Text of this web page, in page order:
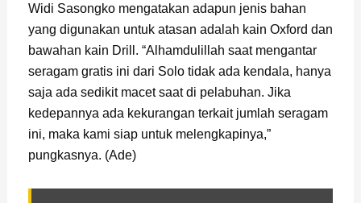
Widi Sasongko mengatakan adapun jenis bahan
yang digunakan untuk atasan adalah kain Oxford dan
bawahan kain Drill. “Alhamdulillah saat mengantar
seragam gratis ini dari Solo tidak ada kendala, hanya
saja ada sedikit macet saat di pelabuhan. Jika
kedepannya ada kekurangan terkait jumlah seragam
ini, maka kami siap untuk melengkapinya,”
pungkasnya. (Ade)